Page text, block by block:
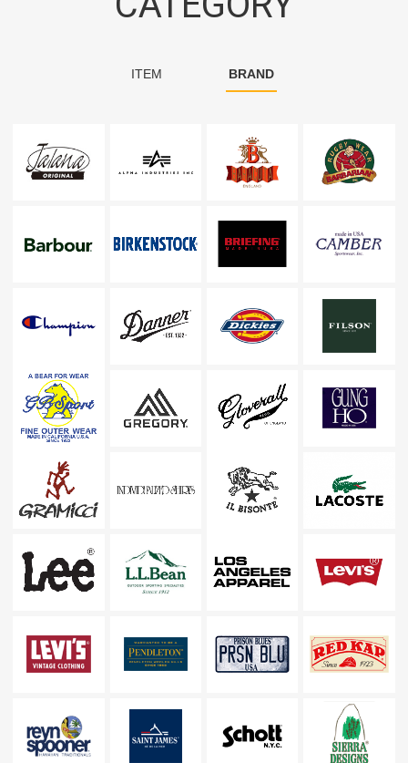
ITEM BRAND